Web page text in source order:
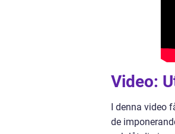
Video:
I denna video
de